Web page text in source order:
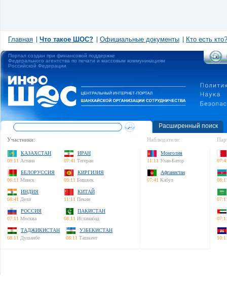
Главная Что такое ШОС? Официальные документы Кто есть кто?
Портал создан при финансовой поддержке
Федерального агентства по печати и массовым коммуникациям
Российской Федерации
Расширенный поиск
Участники:
КАЗАХСТАН
09:11 Астана
ИРАН
07:41 Тегеран
БЕЛОРУССИЯ
06:11 Минск
КИРГИЗИЯ
09:11 Бишкек
ИНДИЯ
08:41 Дели
КИТАЙ
11:11 Пекин
РОССИЯ
07:11 Москва
ПАКИСТАН
08:11 Исламабад
ТАДЖИКИСТАН
08:11 Душанбе
УЗБЕКИСТАН
08:11 Ташкент
Наблюдатели:
Монголия
11:11 Улан-Батор
Афганистан
07:41 Кабул